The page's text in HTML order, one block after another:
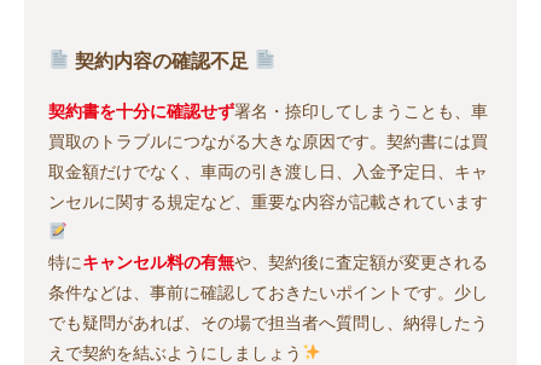
契約内容の確認不足
契約書を十分に確認せず署名・捺印してしまうことも、車
買取のトラブルにつながる大きな原因です。契約書には買
取金額だけでなく、車両の引き渡し日、入金予定日、キャ
ンセルに関する規定など、重要な内容が記載されています
特にキャンセル料の有無や、契約後に査定額が変更される
条件などは、事前に確認しておきたいポイントです。少し
でも疑問があれば、その場で担当者へ質問し、納得したう
えで契約を結ぶようにしましょう